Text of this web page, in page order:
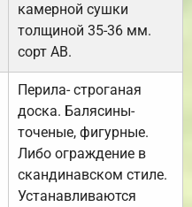
камерной сушки
толщиной 35-36 мм.
сорт АВ.
Перила- строганая
доска. Балясины-
точеные, фигурные.
Либо ограждение в
скандинавском стиле.
Устанавливаются